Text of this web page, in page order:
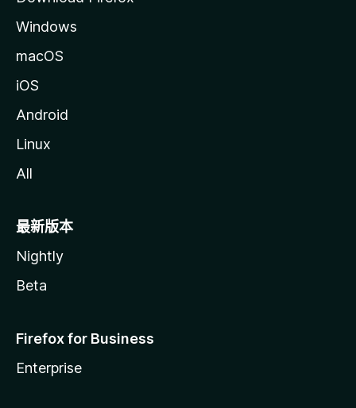
Windows
macOS
iOS
Android
Linux
All
最新版本
Nightly
Beta
Firefox for Business
Enterprise